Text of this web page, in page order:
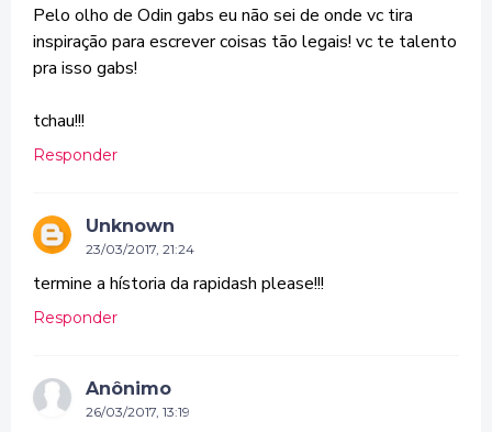
Pelo olho de Odin gabs eu não sei de onde vc tira
inspiração para escrever coisas tão legais! vc te talento
pra isso gabs!
tchau!!!
Responder
Unknown
23/03/2017, 21:24
termine a hístoria da rapidash please!!!
Responder
Anônimo
26/03/2017, 13:19